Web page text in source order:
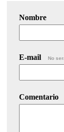
Nombre
E-mail No
Comentario